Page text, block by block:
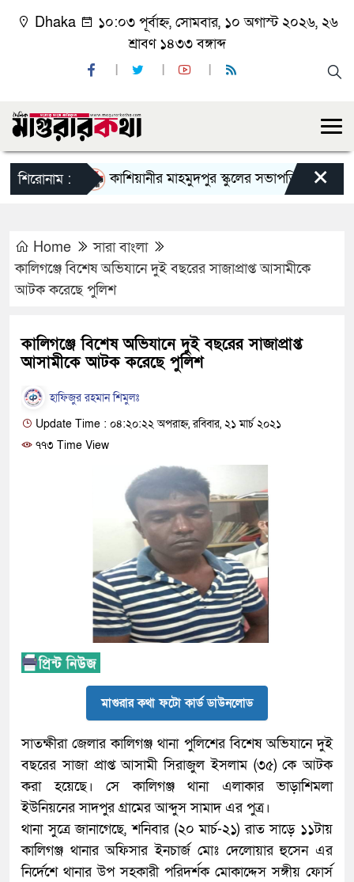
Dhaka
১০:০৩ পূর্বাহ্ন, সোমবার, ১০ অগাস্ট ২০২৬, ২৬
শ্রাবণ ১৪৩৩ বঙ্গাব্দ
শিরোনাম : কাশিয়ানীর মাহমুদপুর স্কুলের সভাপতি হলেন গোবিন্দ
×
Home
সারা বাংলা
কালিগঞ্জে বিশেষ অভিযানে দুই বছরের সাজাপ্রাপ্ত আসামীকে
আটক করেছে পুলিশ
কালিগঞ্জে বিশেষ অভিযানে দুই বছরের সাজাপ্রাপ্ত
আসামীকে আটক করেছে পুলিশ
হাফিজুর রহমান শিমুলঃ
Update Time : ০৪:২০:২২ অপরাহ্ন, রবিবার, ২১ মার্চ ২০২১
৭৭৩ Time View
মাগুরার কথা ফটো কার্ড ডাউনলোড
সাতক্ষীরা জেলার কালিগঞ্জ থানা পুলিশের বিশেষ অভিযানে দুই
বছরের সাজা প্রাপ্ত আসামী সিরাজুল ইসলাম (৩৫) কে আটক
করা হয়েছে। সে কালিগঞ্জ থানা এলাকার ভাড়াশিমলা
ইউনিয়নের সাদপুর গ্রামের আব্দুস সামাদ এর পুত্র।
থানা সুত্রে জানাগেছে, শনিবার (২০ মার্চ-২১) রাত সাড়ে ১১টায়
কালিগঞ্জ থানার অফিসার ইনচার্জ মোঃ দেলোয়ার হুসেন এর
নির্দেশে থানার উপ সহকারী পরিদর্শক মোকাদ্দেস সঙ্গীয় ফোর্স